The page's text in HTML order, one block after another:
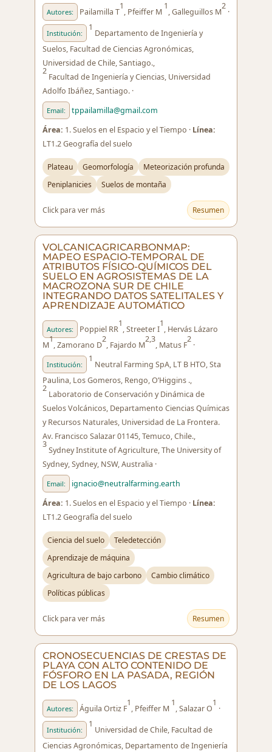
Autores: Pailamilla T
1
, Pfeiffer M
1
, Galleguillos M
2
·
Institución:
1
Departamento de Ingeniería y
Suelos, Facultad de Ciencias Agronómicas,
Universidad de Chile, Santiago.,
2
Facultad de Ingeniería y Ciencias, Universidad
Adolfo Ibáñez, Santiago. ·
Email:
tppailamilla@gmail.com
Área: 1. Suelos en el Espacio y el Tiempo · Línea:
LT1.2 Geografía del suelo
Plateau Geomorfología
Meteorización profunda
Peniplanicies
Suelos de montaña
Click para ver más Resumen
VOLCANICAGRICARBONMAP:
MAPEO ESPACIO-TEMPORAL DE
ATRIBUTOS FÍSICO-QUÍMICOS DEL
SUELO EN AGROSISTEMAS DE LA
MACROZONA SUR DE CHILE
INTEGRANDO DATOS SATELITALES Y
APRENDIZAJE AUTOMÁTICO
Autores: Poppiel RR
1
, Streeter I
1
, Hervás Lázaro
M
1
, Zamorano D
2
, Fajardo M
2,3
, Matus F
2
·
Institución:
1
Neutral Farming SpA, LT B HTO, Sta
Paulina, Los Gomeros, Rengo, O’Higgins .,
2
Laboratorio de Conservación y Dinámica de
Suelos Volcánicos, Departamento Ciencias Químicas
y Recursos Naturales, Universidad de La Frontera.
Av. Francisco Salazar 01145, Temuco, Chile.,
3
Sydney Institute of Agriculture, The University of
Sydney, Sydney, NSW, Australia ·
Email:
ignacio@neutralfarming.earth
Área: 1. Suelos en el Espacio y el Tiempo · Línea:
LT1.2 Geografía del suelo
Ciencia del suelo
Teledetección
Aprendizaje de máquina
Agricultura de bajo carbono
Cambio climático
Políticas públicas
Click para ver más Resumen
CRONOSECUENCIAS DE CRESTAS DE
PLAYA CON ALTO CONTENIDO DE
FÓSFORO EN LA PASADA, REGIÓN
DE LOS LAGOS
Autores: Águila Ortiz F
1
, Pfeiffer M
1
, Salazar O
1
·
Institución:
1
Universidad de Chile, Facultad de
Ciencias Agronómicas, Departamento de Ingeniería